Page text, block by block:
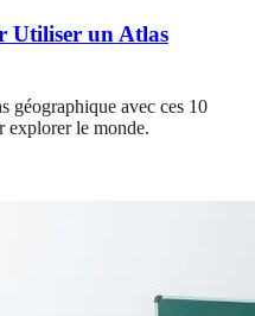
Utiliser un Atlas
géographique avec ces 10
explorer le monde.